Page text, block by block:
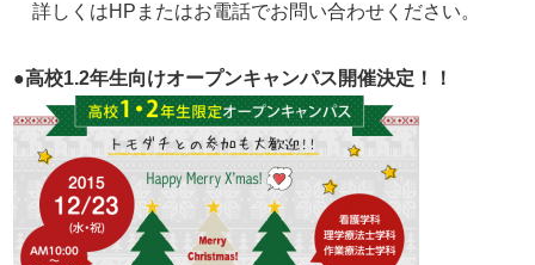
詳しくはHPまたはお電話でお問い合わせください。
●高校1.2年生向けオープンキャンパス開催決定！！